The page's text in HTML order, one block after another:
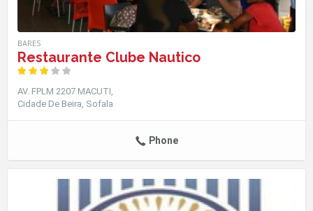
BARES
Restaurante Clube Nautico
AV. FPLM 2207 MACUTI
Cidade De Beira Sofala
Phone